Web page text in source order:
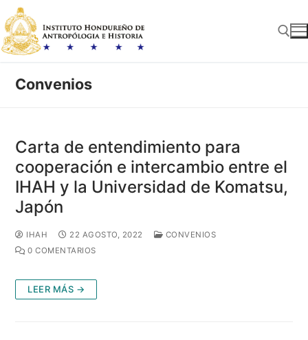
al
contenido
Convenios
Carta de entendimiento para
cooperación e intercambio entre el
IHAH y la Universidad de Komatsu,
Japón
IHAH 22 AGOSTO, 2022
CONVENIOS
0 COMENTARIOS
LEER MÁS →